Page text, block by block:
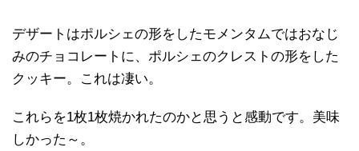
デザートはポルシェの形をしたモメンタムではおなじ
みのチョコレートに、ポルシェのクレストの形をした
クッキー。これは凄い。
これらを1枚1枚焼かれたのかと思うと感動です。美味
しかった～。